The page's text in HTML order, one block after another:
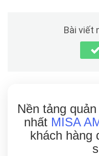
Bài viết
Nền tảng
nhất MISA
khách hàng